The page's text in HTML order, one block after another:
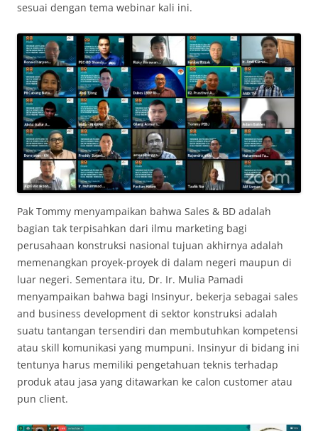
sesuai dengan tema webinar kali ini.
Pak Tommy menyampaikan bahwa Sales & BD adalah
bagian tak terpisahkan dari ilmu marketing bagi
perusahaan konstruksi nasional tujuan akhirnya adalah
memenangkan proyek-proyek di dalam negeri maupun di
luar negeri. Sementara itu, Dr. Ir. Mulia Pamadi
menyampaikan bahwa bagi Insinyur, bekerja sebagai sales
and business development di sektor konstruksi adalah
suatu tantangan tersendiri dan membutuhkan kompetensi
atau skill komunikasi yang mumpuni. Insinyur di bidang ini
tentunya harus memiliki pengetahuan teknis terhadap
produk atau jasa yang ditawarkan ke calon customer atau
pun client.